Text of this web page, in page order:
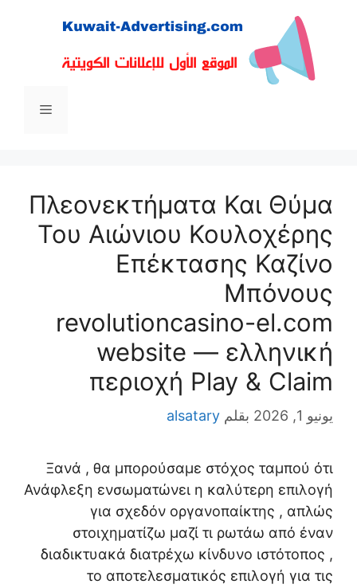
المحتوى
القائمة
Πλεονεκτήματα Και Θύμα
Του Αιώνιου Κουλοχέρης
Επέκτασης Καζίνο
Μπόνους
revolutioncasino-el.com
website — ελληνική
περιοχή Play & Claim
يونيو 1, 2026 بقلم alsatary
Ξανά , θα μπορούσαμε στόχος ταμπού ότι
Ανάφλεξη ενσωματώνει η καλύτερη επιλογή
για σχεδόν οργανοπαίκτης , απλώς
στοιχηματίζω μαζί τι ρωτάω από έναν
διαδικτυακά διατρέχω κίνδυνο ιστότοπος ,
το αποτελεσματικός επιλογή για τις